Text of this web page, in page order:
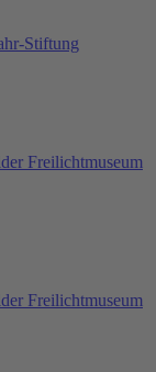
Stiftung
Freilichtmuseum
Freilichtmuseum